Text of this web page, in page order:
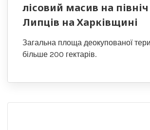
лісовий масив на північ
Липців на Харківщині
Загальна площа деокупованої
більше 200 гектарів.